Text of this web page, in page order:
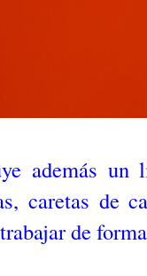
además un
caretas de
de